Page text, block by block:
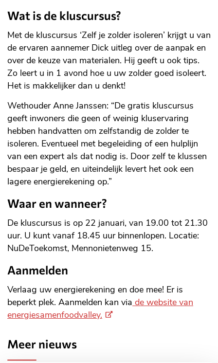
Wat is de kluscursus?
Met de kluscursus ‘Zelf je zolder isoleren’ krijgt u van
de ervaren aannemer Dick uitleg over de aanpak en
over de keuze van materialen. Hij geeft u ook tips.
Zo leert u in 1 avond hoe u uw zolder goed isoleert.
Het is makkelijker dan u denkt!
Wethouder Anne Janssen: “De gratis kluscursus
geeft inwoners die geen of weinig kluservaring
hebben handvatten om zelfstandig de zolder te
isoleren. Eventueel met begeleiding of een hulplijn
van een expert als dat nodig is. Door zelf te klussen
bespaar je geld, en uiteindelijk levert het ook een
lagere energierekening op.”
Waar en wanneer?
De kluscursus is op 22 januari, van 19.00 tot 21.30
uur. U kunt vanaf 18.45 uur binnenlopen. Locatie:
NuDeToekomst, Mennonietenweg 15.
Aanmelden
Verlaag uw energierekening en doe mee! Er is
beperkt plek. Aanmelden kan via de website van
energiesamenfoodvalley. (Externe
Meer nieuws